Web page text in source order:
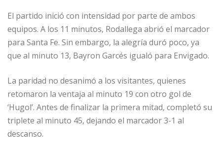
El partido inició con intensidad por parte de ambos
equipos. A los 11 minutos, Rodallega abrió el marcador
para Santa Fe. Sin embargo, la alegría duró poco, ya
que al minuto 13, Bayron Garcés igualó para Envigado.
La paridad no desanimó a los visitantes, quienes
retomaron la ventaja al minuto 19 con otro gol de
‘Hugol’. Antes de finalizar la primera mitad, completó su
triplete al minuto 45, dejando el marcador 3-1 al
descanso.​